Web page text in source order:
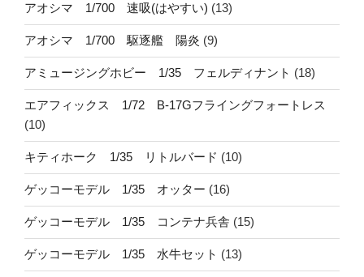
アオシマ 1/700 速吸(はやすい) (13)
アオシマ 1/700 駆逐艦 陽炎 (9)
アミュージングホビー 1/35 フェルディナント (18)
エアフィックス 1/72 B-17Gフライングフォートレス
(10)
キティホーク 1/35 リトルバード (10)
ゲッコーモデル 1/35 オッター (16)
ゲッコーモデル 1/35 コンテナ兵舎 (15)
ゲッコーモデル 1/35 水牛セット (13)